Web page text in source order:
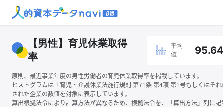
【男性】育児休業取得
率
平均
値
95.64
原則、最近事業年度の男性労働者の育児休業取得率を掲載しています。
ヒストグラムは「育児・介護休業法施行規則 第71条 第4項 第1号もしくはそ
された企業の数値を対象に表示しています。
算出根拠法令により計算方法が異なるため、根拠法令を、「算出方法」列に